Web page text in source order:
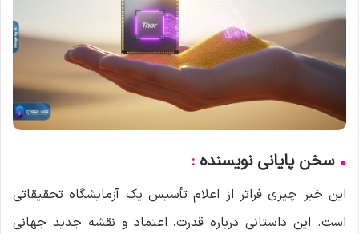
•سخن پایانی نویسنده :
این خبر چیزی فراتر از اعلام تأسیس یک آزمایشگاه تحقیقاتی
است. این داستانی درباره قدرت، اعتماد و نقشه جدید جهانی